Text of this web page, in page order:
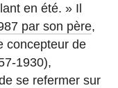
en été. » Il
par son père,
concepteur de
1930),
se refermer sur